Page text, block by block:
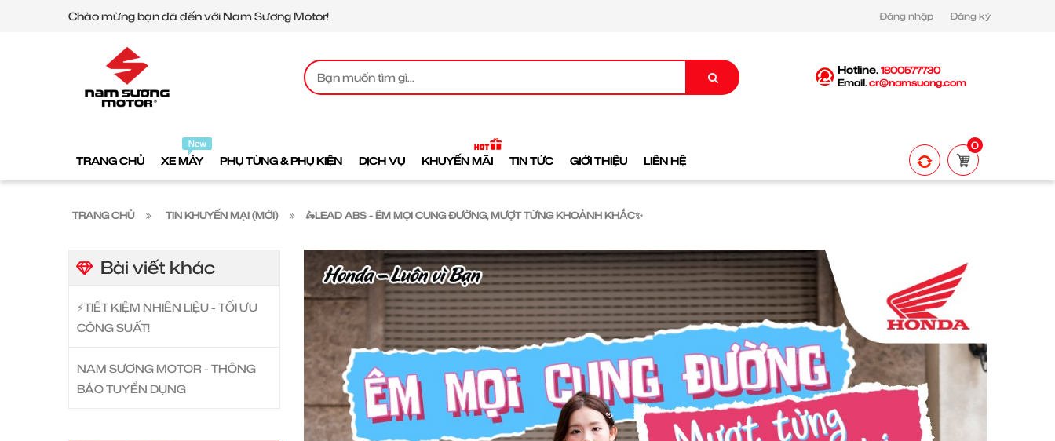
Chào mừng bạn đã đến với Nam Sương Motor! Đăng nhập Đăng ký
Hotline. 1800577730
Email.cr@namsuong.com
TRANG CHỦ XE MÁY PHỤ TÙNG & PHỤ KIỆN DỊCH VỤ KHUYẾN MÃI TIN TỨC GIỚI THIỆU LIÊN HỆ
0
TRANG CHỦ TIN KHUYẾN MẠI (MỚI) 🛵LEAD ABS - ÊM MỌI CUNG ĐƯỜNG, MƯỢT TỪNG KHOẢNH KHẮC✨ ​
Bài viết khác
⚡️TIẾT KIỆM NHIÊN LIỆU - TỐI ƯU
CÔNG SUẤT!
NAM SƯƠNG MOTOR - THÔNG
BÁO TUYỂN DỤNG